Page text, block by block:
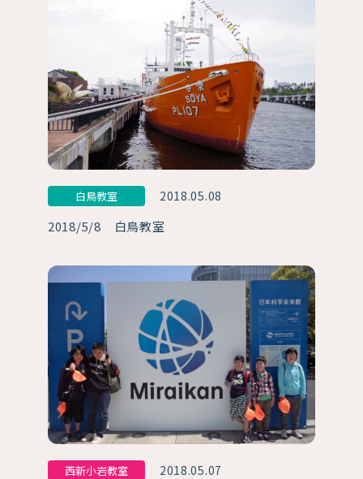
白鳥教室 2018.05.08
2018/5/8 白鳥教室
西新小岩教室 2018.05.07